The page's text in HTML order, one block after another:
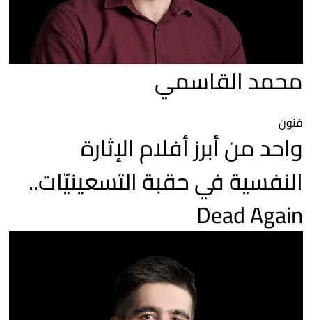
محمد القاسمي
فنون
واحد من أبرز أفلام الإثارة
النفسية في حقبة التسعينيّات..
Dead Again